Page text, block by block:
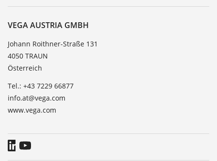
Beständigkeitsliste
TeamViewer
Karriere
Über VEGA
Kontakt
News
Presse
Blog
VEGA AUSTRIA GMBH
Johann Roithner-Straße 131
4050 TRAUN
Österreich
Tel.: +43 7229 66877
info.at@vega.com
www.vega.com